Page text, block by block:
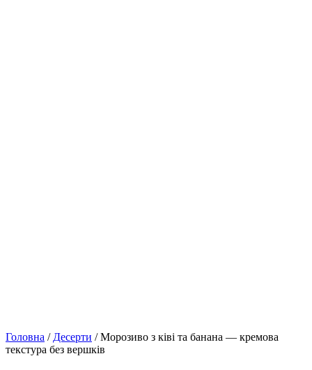
Головна /Десерти / Морозиво з ківі та банана — кремова
текстура без вершків